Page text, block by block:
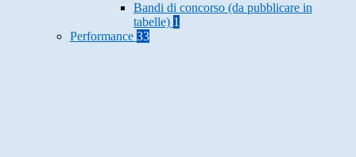
Bandi di concorso (da pubblicare in
tabelle) 1
Performance 33